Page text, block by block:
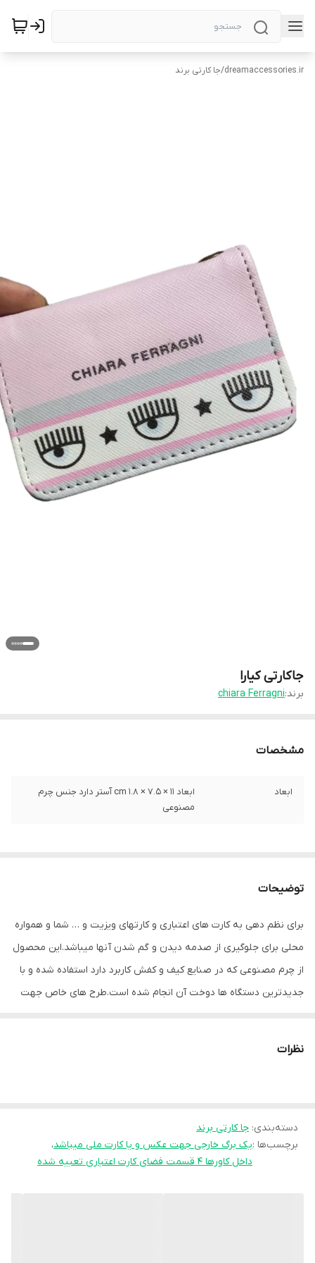
dreamaccessories.ir
/جا کارتی برند
جاکارتی کیارا
برند:chiara Ferragni
مشخصات
ابعاد
ابعاد 11 × 7.5 × 1.8 cm آستر دارد جنس چرم
مصنوعی
توضیحات
برای نظم دهی به کارت های اعتباری و کارتهای ویزیت و … شما و همواره
محلی برای جلوگیری از صدمه دیدن و گم شدن آنها میباشد.این محصول
از چرم مصنوعی که در صنایع کیف و کفش کاربرد دارد استفاده شده و با
جدیدترین دستگاه ها دوخت آن انجام شده است.طرح های خاص جهت
نظرات
دسته‌بندی: جا کارتی برند
برچسب‌ها :یک برگ خارجی جهت عکس و یا کارت ملی میباشد،
داخل کاورها 4 قسمت فضای کارت اعتباری تعبیه شده